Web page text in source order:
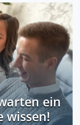
ein
wissen!